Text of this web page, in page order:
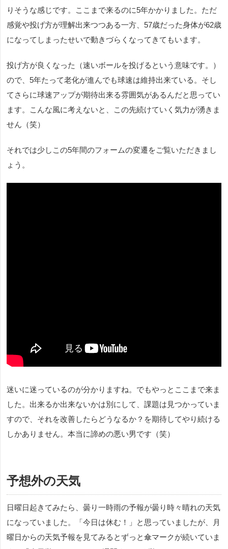
りそうな感じです。ここまで来るのに5年かかりました。ただ
感覚や投げ方が理解出来つつある一方、57歳だった身体が62歳
になってしまったせいで動きづらくなってきてもいます。
投げ方が良くなった（速いボールを投げるという意味です。）
ので、5年たって老化が進んでも球速は維持出来ている。そし
てさらに球速アップが期待出来る雰囲気があるんだと思ってい
ます。こんな風に考えないと、この先続けていく気力が湧きま
せん（笑）
それでは少しこの5年間のフォームの変遷をご覧いただきまし
ょう。
迷いに迷っているのが分かりますね。でもやっとここまで来ま
した。出来るか出来ないかは別にして、課題は見つかっていま
すので、それを改善したらどうなるか？を期待してやり続ける
しかありません。本当に諦めの悪い男です（笑）
予想外の天気
日曜日起きてみたら、曇り一時雨の予報が曇り時々晴れの天気
になっていました。「今日は休む！」と思っていましたが、月
曜日からの天気予報を見てみるとずっと傘マークが続いていま